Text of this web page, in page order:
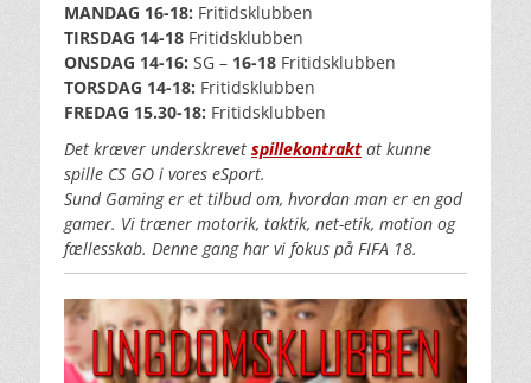
MANDAG 16-18: Fritidsklubben
TIRSDAG 14-18 Fritidsklubben
ONSDAG 14-16: SG – 16-18 Fritidsklubben
TORSDAG 14-18: Fritidsklubben
FREDAG 15.30-18: Fritidsklubben
Det kræver underskrevet spillekontrakt at kunne
spille CS GO i vores eSport.
Sund Gaming er et tilbud om, hvordan man er en god
gamer. Vi træner motorik, taktik, net-etik, motion og
fællesskab. Denne gang har vi fokus på FIFA 18.